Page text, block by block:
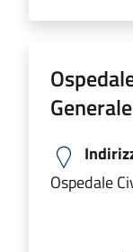
Generale
Ospedale